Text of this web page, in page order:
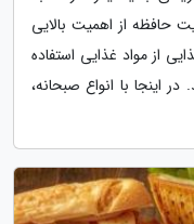
حافظه از اهمیت بالایی
از مواد غذایی استفاده
اینجا با انواع صبحانه،